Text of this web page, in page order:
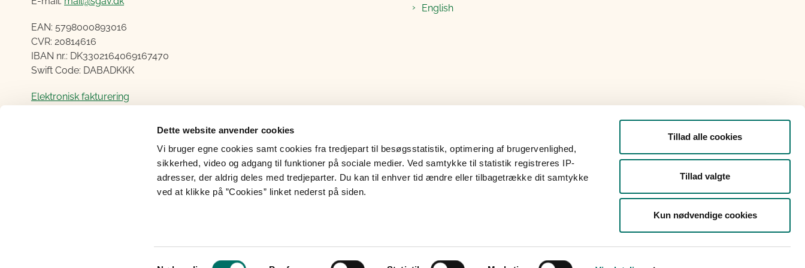
Dette website anvender cookies
Vi bruger egne cookies samt cookies fra tredjepart til besøgsstatistik, optimering af brugervenlighed,
sikkerhed, video og adgang til funktioner på sociale medier. Ved samtykke til statistik registreres IP-
adresser, der aldrig deles med tredjeparter. Du kan til enhver tid ændre eller tilbagetrække dit samtykke
ved at klikke på ”Cookies” linket nederst på siden.
Samtykkevalg
Tillad alle cookies
Tillad valgte
Kun nødvendige cookies
EAN: 5798000893016
CVR: 20814616
IBAN nr.: DK3302164069167470
Swift Code: DABADKKK
Elektronisk fakturering
English
Tilgængelighedserklæring Persondatabeskyttelse Læs op Grypp skærmdeling